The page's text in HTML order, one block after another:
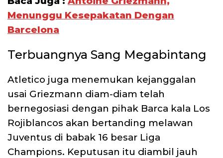
Menunggu Kesepakatan Dengan
Barcelona
Terbuangnya Sang Megabintang
Atletico juga menemukan kejanggalan
usai Griezmann diam-diam telah
bernegosiasi dengan pihak Barca kala Los
Rojiblancos akan bertanding melawan
Juventus di babak 16 besar Liga
Champions. Keputusan itu diambil jauh